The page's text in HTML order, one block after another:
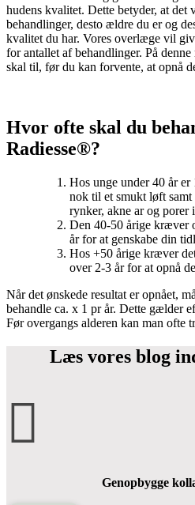
hudens kvalitet. Dette betyder, at
behandlinger, desto ældre du er og
kvalitet du har. Vores overlæge vil
for antallet af behandlinger. På
skal til, før du kan forvente, at opnå
Hvor ofte skal du
Radiesse®?
Hos unge under 40 år er
nok til et smukt løft
rynker, akne ar og porer
Den 40-50 årige kræver
år for at genskabe din
Hos +50 årige kræver
over 2-3 år for at opnå
Når det ønskede resultat er opnået,
behandle ca. x 1 pr år. Dette gælder
Før overgangs alderen kan man ofte
Læs vores blog

Genopbygge